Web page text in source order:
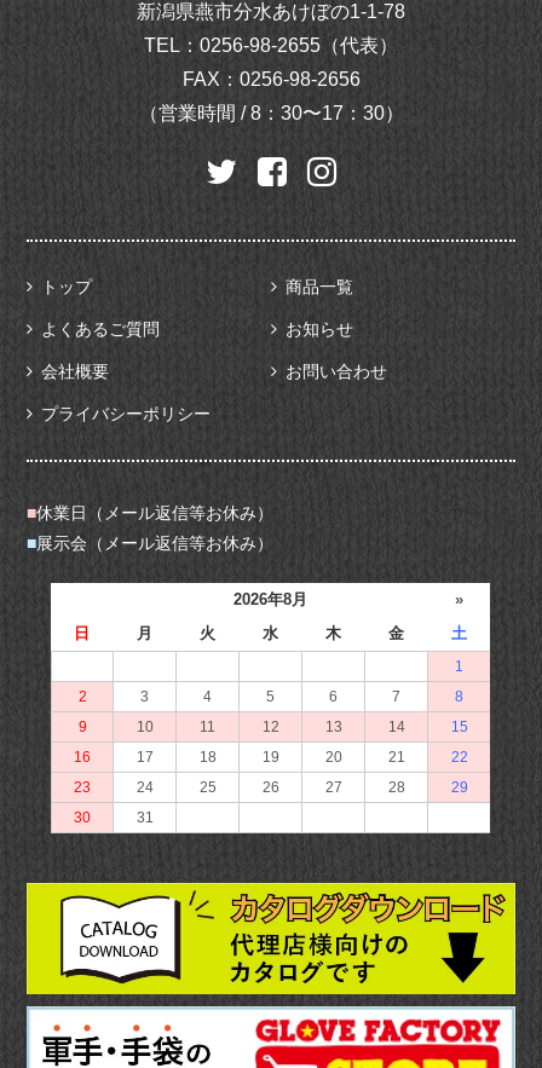
新潟県燕市分水あけぼの1-1-78
TEL： 0256-98-2655（代表）
FAX：0256-98-2656
（営業時間 / 8：30〜17：30）
トップ 商品一覧
よくあるご質問 お知らせ
会社概要 お問い合わせ
プライバシーポリシー
■休業日（メール返信等お休み）
■展示会（メール返信等お休み）